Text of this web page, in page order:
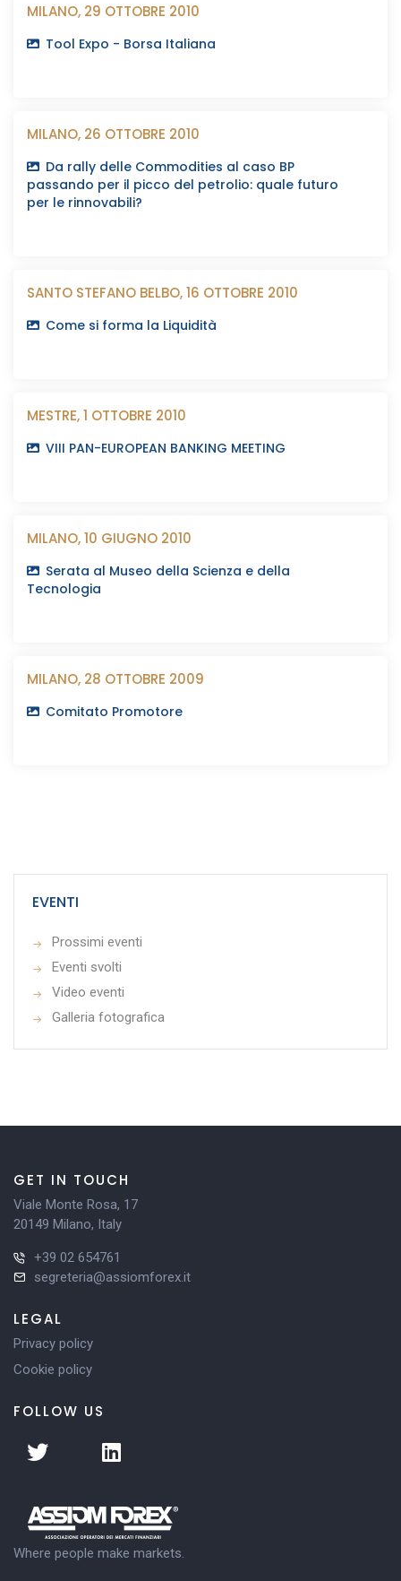
MILANO, 29 OTTOBRE 2010
Tool Expo - Borsa Italiana
MILANO, 26 OTTOBRE 2010
Da rally delle Commodities al caso BP
passando per il picco del petrolio: quale futuro
per le rinnovabili?
SANTO STEFANO BELBO, 16 OTTOBRE 2010
Come si forma la Liquidità
MESTRE, 1 OTTOBRE 2010
VIII PAN-EUROPEAN BANKING MEETING
MILANO, 10 GIUGNO 2010
Serata al Museo della Scienza e della
Tecnologia
MILANO, 28 OTTOBRE 2009
Comitato Promotore
EVENTI
Prossimi eventi
Eventi svolti
Video eventi
Galleria fotografica
Where people make markets.
GET IN TOUCH
Viale Monte Rosa, 17
20149 Milano, Italy
+39 02 654761
segreteria@assiomforex.it
LEGAL
Privacy policy
Cookie policy
FOLLOW US